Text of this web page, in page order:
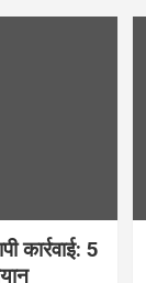
कार्रवाई: 5